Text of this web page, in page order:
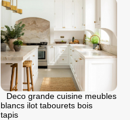
Deco grande cuisine meubles
blancs ilot tabourets bois
tapis